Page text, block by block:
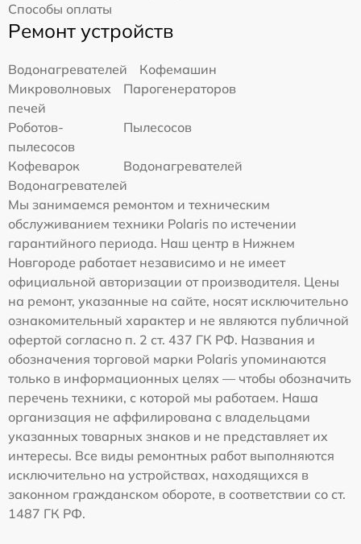
Способы оплаты
Ремонт устройств
Водонагревателей
Кофемашин
Микроволновых
печей
Парогенераторов
Роботов-
пылесосов
Пылесосов
Кофеварок
Водонагревателей
Водонагревателей
Мы занимаемся ремонтом и техническим
обслуживанием техники Polaris по истечении
гарантийного периода. Наш центр в Нижнем
Новгороде работает независимо и не имеет
официальной авторизации от производителя. Цены
на ремонт, указанные на сайте, носят исключительно
ознакомительный характер и не являются публичной
офертой согласно п. 2 ст. 437 ГК РФ. Названия и
обозначения торговой марки Polaris упоминаются
только в информационных целях — чтобы обозначить
перечень техники, с которой мы работаем. Наша
организация не аффилирована с владельцами
указанных товарных знаков и не представляет их
интересы. Все виды ремонтных работ выполняются
исключительно на устройствах, находящихся в
законном гражданском обороте, в соответствии со ст.
1487 ГК РФ.